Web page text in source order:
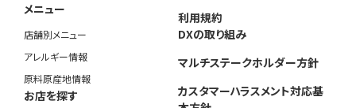
メニュー
店舗別メニュー
アレルギー情報
原料原産地情報
お店を探す
利用規約
DXの取り組み
マルチステークホルダー方針
カスタマーハラスメント対応基